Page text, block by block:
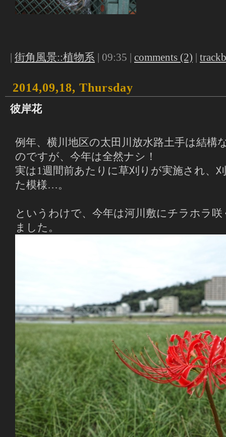
街角風景::植物系 | 09:35 | comments (2)
2014,09,18, Thursday
彼岸花
例年、横川地区の太田川放水路土手は結構
のですが、今年は全然ナシ！
実は1週間前あたりに草刈りが実施され、
た模様…。
というわけで、今年は河川敷にチラホラ
ました。